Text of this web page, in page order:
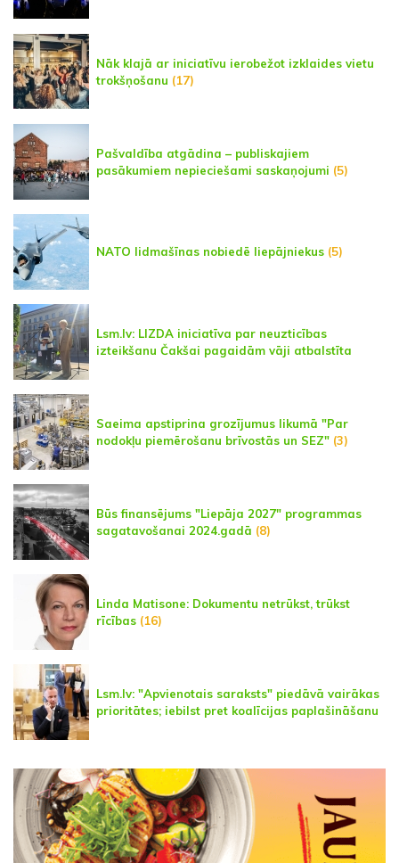
Nāk klajā ar iniciatīvu ierobežot izklaides vietu
trokšņošanu (17)
Pašvaldība atgādina – publiskajiem
pasākumiem nepieciešami saskaņojumi (5)
NATO lidmašīnas nobiedē liepājniekus (5)
Lsm.lv: LIZDA iniciatīva par neuzticības
izteikšanu Čakšai pagaidām vāji atbalstīta
Saeima apstiprina grozījumus likumā "Par
nodokļu piemērošanu brīvostās un SEZ" (3)
Būs finansējums "Liepāja 2027" programmas
sagatavošanai 2024.gadā (8)
Linda Matisone: Dokumentu netrūkst, trūkst
rīcības (16)
Lsm.lv: "Apvienotais saraksts" piedāvā vairākas
prioritātes; iebilst pret koalīcijas paplašināšanu